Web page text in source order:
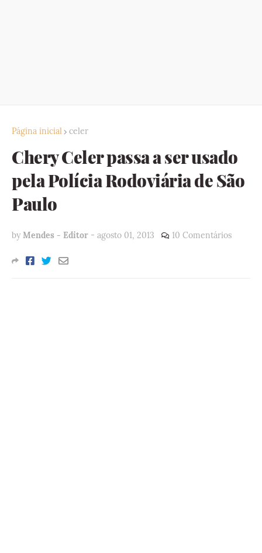
Página inicial celer
Chery Celer passa a ser usado
pela Polícia Rodoviária de São
Paulo
by Mendes - Editor - agosto 01, 2013 10 Comentários